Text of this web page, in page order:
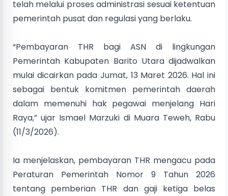
telah melalui proses administrasi sesuai ketentuan
pemerintah pusat dan regulasi yang berlaku.
“Pembayaran THR bagi ASN di lingkungan
Pemerintah Kabupaten Barito Utara dijadwalkan
mulai dicairkan pada Jumat, 13 Maret 2026. Hal ini
sebagai bentuk komitmen pemerintah daerah
dalam memenuhi hak pegawai menjelang Hari
Raya,” ujar Ismael Marzuki di Muara Teweh, Rabu
(11/3/2026).
Ia menjelaskan, pembayaran THR mengacu pada
Peraturan Pemerintah Nomor 9 Tahun 2026
tentang pemberian THR dan gaji ketiga belas